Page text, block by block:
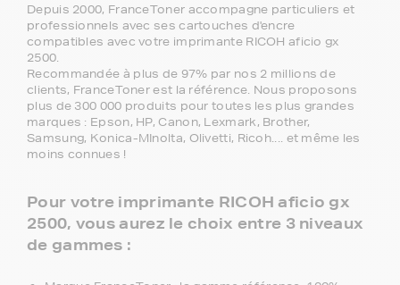
Depuis 2000, FranceToner accompagne particuliers et
professionnels avec ses cartouches d'encre
compatibles avec votre imprimante RICOH aficio gx
2500.
Recommandée à plus de 97% par nos 2 millions de
clients, FranceToner est la référence. Nous proposons
plus de 300 000 produits pour toutes les plus grandes
marques : Epson, HP, Canon, Lexmark, Brother,
Samsung, Konica-MInolta, Olivetti, Ricoh.... et même les
moins connues !
Pour votre imprimante RICOH aficio gx
2500, vous aurez le choix entre 3 niveaux
de gammes :